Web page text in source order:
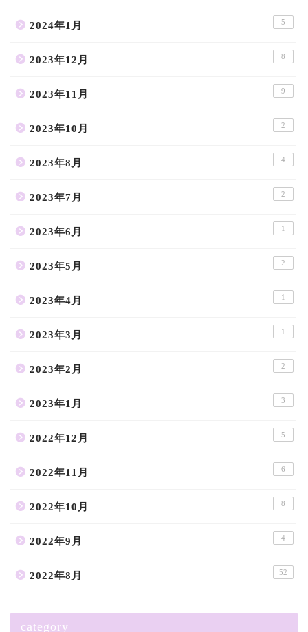
2024年1月 5
2023年12月 8
2023年11月 9
2023年10月 2
2023年8月 4
2023年7月 2
2023年6月 1
2023年5月 2
2023年4月 1
2023年3月 1
2023年2月 2
2023年1月 3
2022年12月 5
2022年11月 6
2022年10月 8
2022年9月 4
2022年8月 52
category